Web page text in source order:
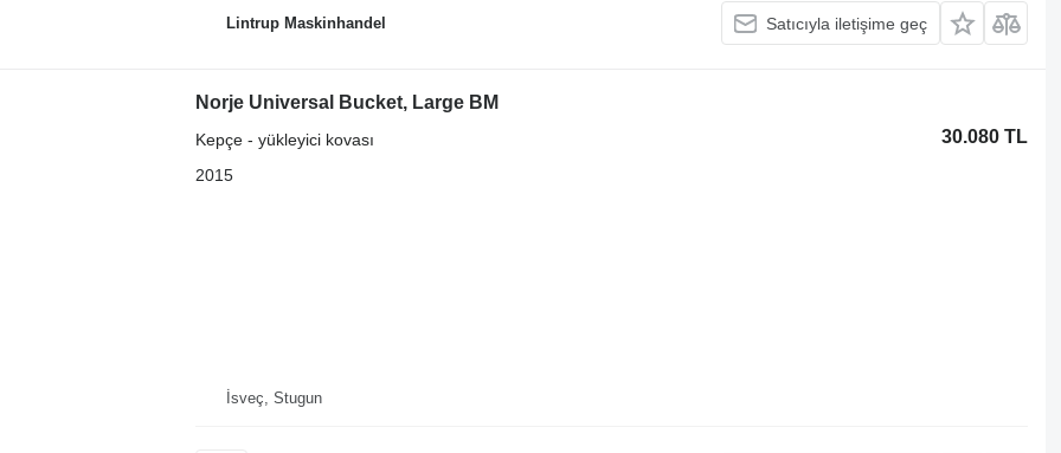
Lintrup Maskinhandel Satıcıyla iletişime geç
Norje Universal Bucket, Large BM
30.080 TL
Kepçe - yükleyici kovası
2015
İsveç, Stugun